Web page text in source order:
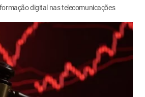
digital nas telecomunicações